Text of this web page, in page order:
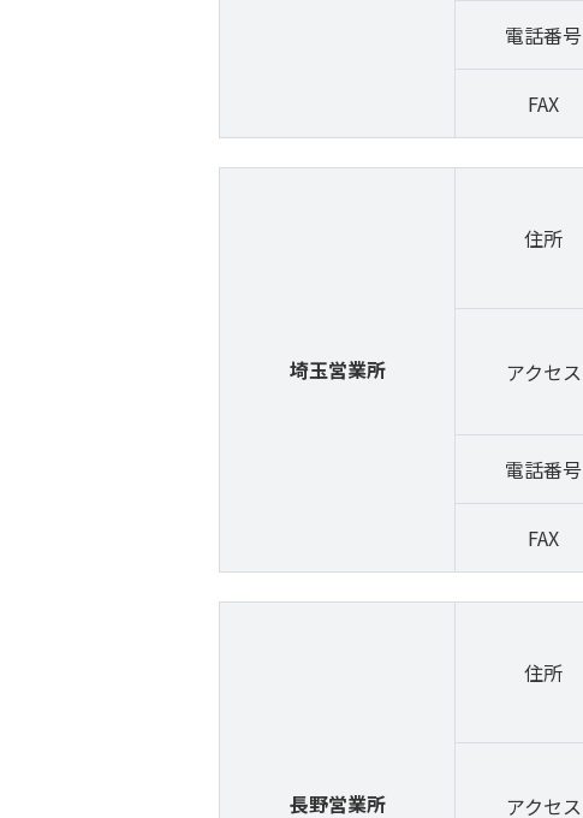
電話番号
FAX
埼玉営業所
住所
アクセス
電話番号
FAX
長野営業所
住所
アクセス